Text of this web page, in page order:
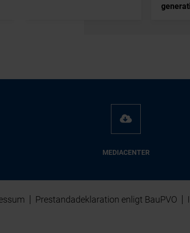
MEDIACENTER
Prestandadeklaration enligt BauPVO